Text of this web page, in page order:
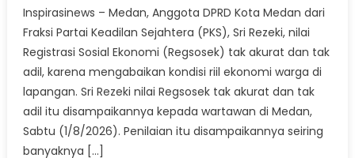
Inspirasinews – Medan, Anggota DPRD Kota Medan dari
Fraksi Partai Keadilan Sejahtera (PKS), Sri Rezeki, nilai
Registrasi Sosial Ekonomi (Regsosek) tak akurat dan tak
adil, karena mengabaikan kondisi riil ekonomi warga di
lapangan. Sri Rezeki nilai Regsosek tak akurat dan tak
adil itu disampaikannya kepada wartawan di Medan,
Sabtu (1/8/2026). Penilaian itu disampaikannya seiring
banyaknya […]